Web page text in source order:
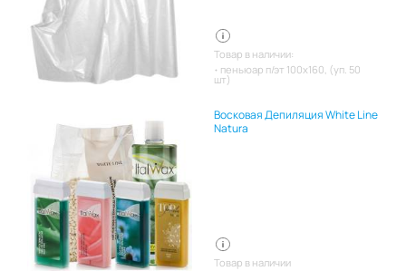
Товар в наличии:
пеньюар п/эт 100х160, (уп. 50
шт)
Восковая Депиляция White Line
Natura
Товар в наличии